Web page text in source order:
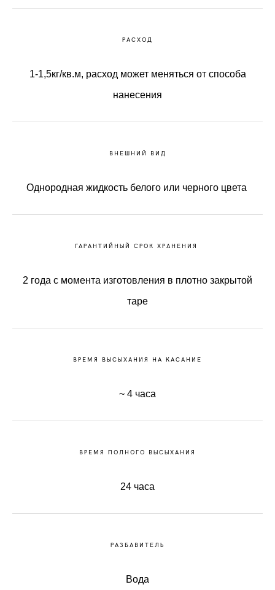
РАСХОД
1-1,5кг/кв.м, расход может меняться от способа
нанесения
ВНЕШНИЙ ВИД
Однородная жидкость белого или черного цвета
ГАРАНТИЙНЫЙ СРОК ХРАНЕНИЯ
2 года с момента изготовления в плотно закрытой
таре
ВРЕМЯ ВЫСЫХАНИЯ НА КАСАНИЕ
~ 4 часa
ВРЕМЯ ПОЛНОГО ВЫСЫХАНИЯ
24 часа
РАЗБАВИТЕЛЬ
Вода